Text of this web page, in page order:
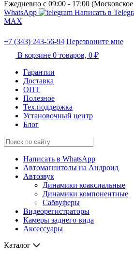
Ежедневно с 09:00 - 17:00
WhatsApp
Написать в
МАХ
+7 (343) 243-56-94 Перезвоните мне
В корзине 0 товаров, 0 ₽
Гарантии
Доставка
ОПТ
Полезное
Тех.поддержка
Установочный центр
Блог
Написать в WhatsApp
Автомагнитолы на Андроид
Автозвук
Динамики коаксиальные
Динамики компонентные
Сабвуферы
Видеорегистраторы
Камеры заднего вида
Аксессуары
Каталог